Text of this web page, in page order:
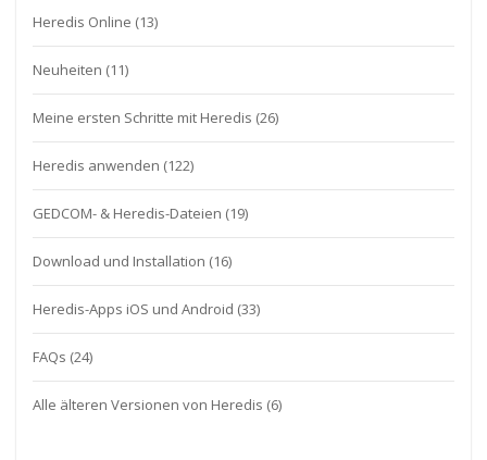
Heredis Online (13)
Neuheiten (11)
Meine ersten Schritte mit Heredis (26)
Heredis anwenden (122)
GEDCOM- & Heredis-Dateien (19)
Download und Installation (16)
Heredis-Apps iOS und Android (33)
FAQs (24)
Alle älteren Versionen von Heredis (6)